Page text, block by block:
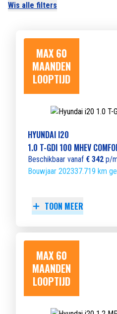
Wis alle filters
MAX 60
MAANDEN
LOOPTIJD
HYUNDAI I20
1.0 T-GDI 100 MHEV
Beschikbaar vanaf € 342 p/
Bouwjaar 202337.719 km
TOON MEER
MAX 60
MAANDEN
LOOPTIJD